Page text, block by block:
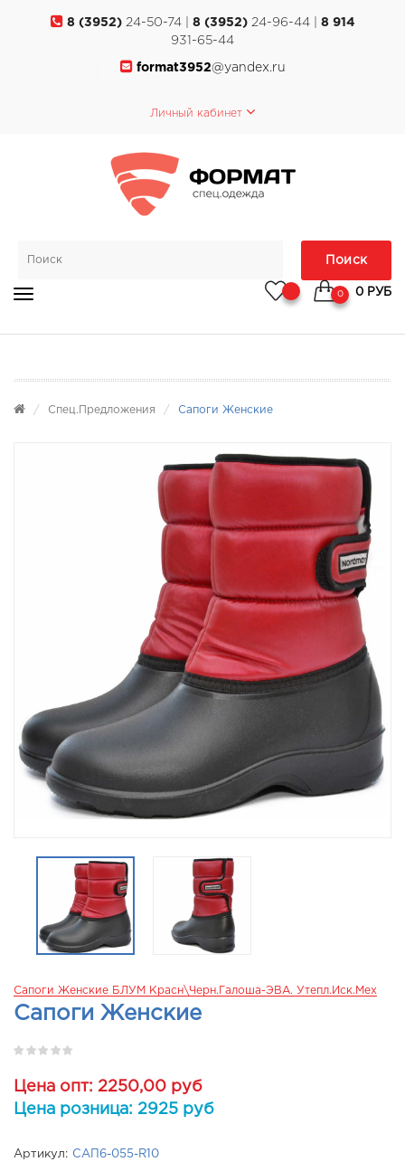
8 (3952)24-50-74 | 8 (3952)24-96-44 | 8 914
931-65-44
format3952@yandex.ru
Личный кабинет
Поиск
0 0 РУБ
Спец.предложения Сапоги Женские
Сапоги Женские БЛУМ Красн\черн.Галоша-ЭВА. Утепл.Иск.мех
Сапоги Женские
Цена опт: 2250,00 руб
Цена розница: 2925 руб
Артикул: САП6-055-R10